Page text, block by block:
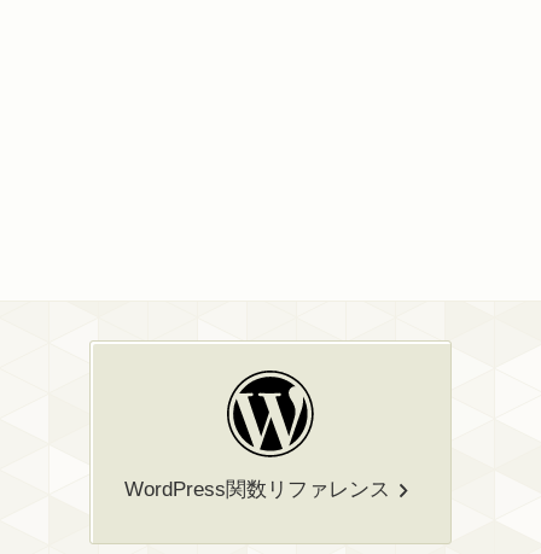
WordPress関数リファレンス